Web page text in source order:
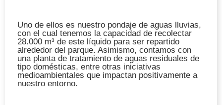
Uno de ellos es nuestro pondaje de aguas lluvias,
con el cual tenemos la capacidad de recolectar
28.000 m³ de este líquido para ser repartido
alrededor del parque. Asimismo, contamos con
una planta de tratamiento de aguas residuales de
tipo domésticas, entre otras iniciativas
medioambientales que impactan positivamente a
nuestro entorno.